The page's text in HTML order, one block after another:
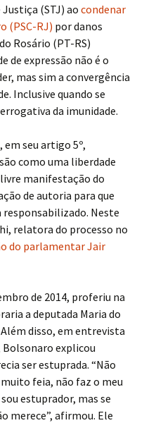
(STJ) ao condenar
(PSC-RJ) por danos
Rosário (PT-RS)
de expressão não é o
mas sim a convergência
Inclusive quando se
da imunidade.
seu artigo 5º,
como uma liberdade
manifestação do
de autoria para que
responsabilizado. Neste
relatora do processo no
do parlamentar Jair
de 2014, proferiu na
a deputada Maria do
disso, em entrevista
Bolsonaro explicou
ser estuprada. “Não
feia, não faz o meu
estuprador, mas se
merece”, afirmou. Ele